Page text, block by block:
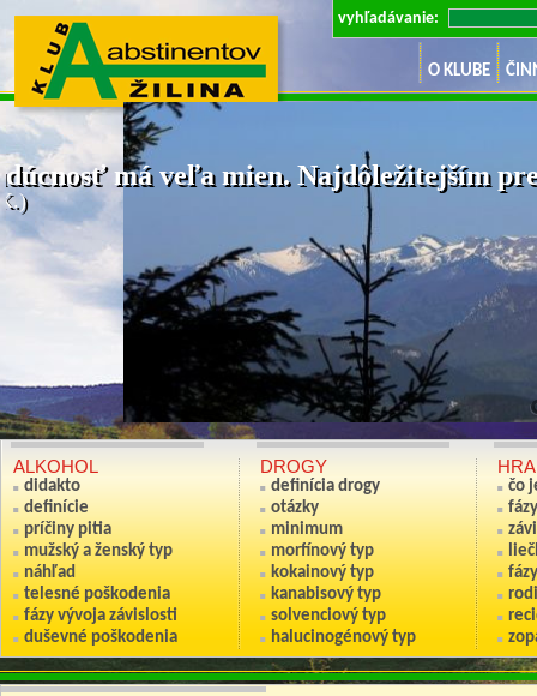
vyhľadávanie:
má veľa mien. Najdôležitejším
Ak nie si
(Anton
O KLUBE
ALKOHOL
didakto
definície
príčiny pitia
mužský a ženský typ
náhľad
telesné poškodenia
fázy vývoja závislosti
duševné poškodenia
DROGY
definícia drogy
otázky
minimum
morfínový typ
kokainový typ
kanabisový typ
solvenciový typ
halucinogénový typ
HRA
čo